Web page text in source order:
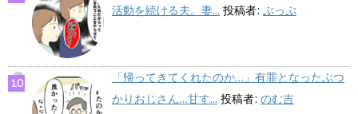
活動を続ける夫。妻... 投稿者: ぷっぷ
「帰ってきてくれたのか…」有罪となったぶつ
かりおじさん…甘す... 投稿者: のむ吉